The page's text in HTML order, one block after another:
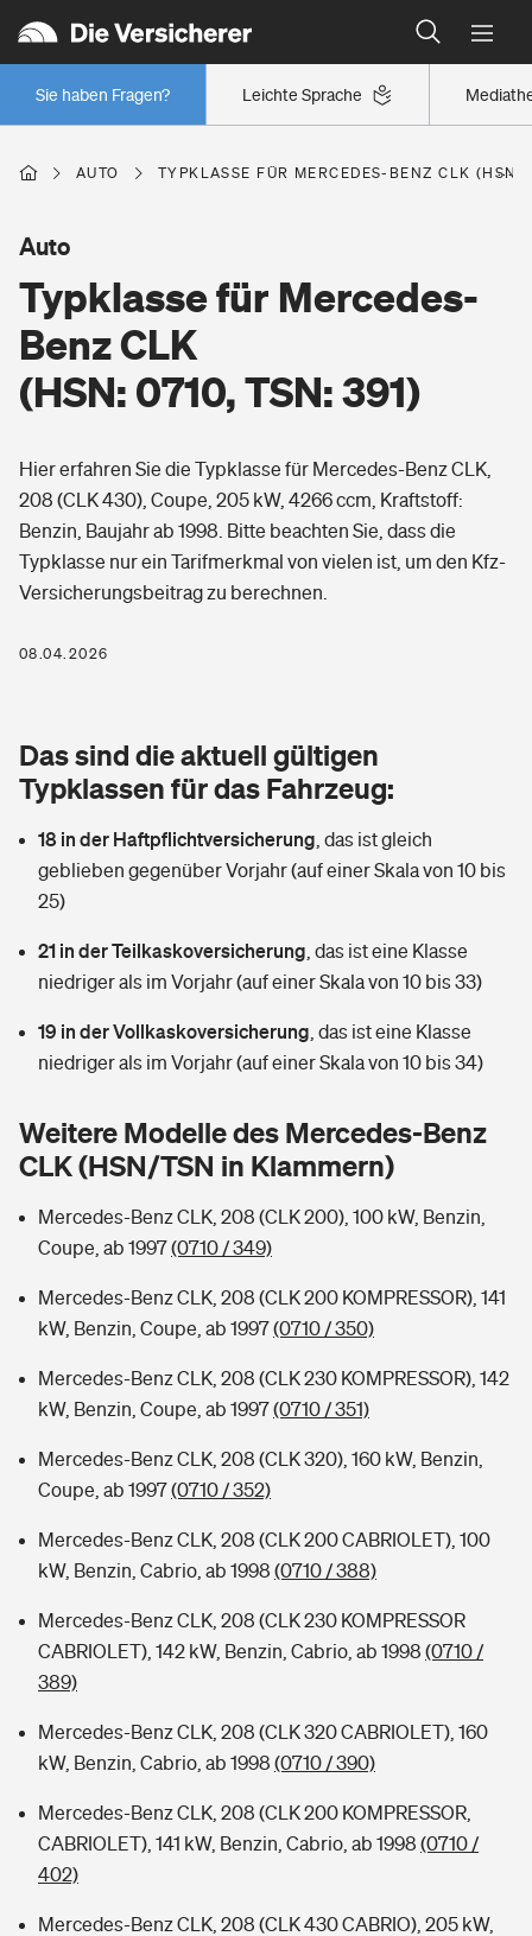
Leichte Sprache
Sie haben Fragen?
Wer versichert was: Jetzt Versicherer finden
Regionalklassen: So ist Ihre Region eingestuft
Wer versichert was: Jetzt Versicherer finden
Berufsunfähigkeitsversicherung
Arbeitsrechtsschutz
Berufshaftpflichtversicherung
Rentenrechner: Wie viel Geld bekomme ich im Alter?
Wer versichert was: Jetzt Versicherer finden
Sie haben Fragen?
Wohnen
Wohngebäudeversicherung
Hausratversicherung
Elementarversicherung
Photovoltaik
Wärmepumpen versichern
Vermieterrrechtsschutz
Mietkautionsversicherung
Restkreditversicherung
Zur Übersicht
Tools
Hochwasser-Check: Wie gefährdet ist Ihr Haus?
Wer versichert was: Jetzt Versicherer finden
Sie haben Fragen?
Pri­vate Haft­pflicht­
Rechts­schutz­ver­si­che­rung
Kinderunfall­ver­si­che­rung
Reiseversicherung
Handyversicherung
Private Cyberversicherung
Musikinstrumentenversicherung
Zur Übersicht
Tools
Kinderunfall-Check: Mehr Sicherheit für deine Kids
Typklassen: So ist Ihr Auto eingestuft
Sie haben Fragen?
Gesundheit
Private Krankenversicherung
Tierkrankenversicherung
Zur Übersicht
Sie haben Fragen?
Rentenrechner: Wie viel Geld bekomme ich im Alter?
AUTO TYPKLASSE FÜR MERCEDES-BENZ CLK (HSN:
Typklasse für Mercedes-
Benz CLK
(HSN: 0710, TSN: 391)
Auto
Hier erfahren Sie die Typklasse für Mercedes-Benz CLK,
208 (CLK 430), Coupe, 205 kW, 4266 ccm, Kraftstoff:
Benzin, Baujahr ab 1998. Bitte beachten Sie, dass die
Typklasse nur ein Tarifmerkmal von vielen ist, um den Kfz-
Versicherungsbeitrag zu berechnen.
08.04.2026
Das sind die aktuell gültigen
Typklassen für das Fahrzeug:
18 in der Haftpflichtversicherung das ist gleich
geblieben gegenüber Vorjahr (auf einer Skala von 10 bis
25)
21 in der Teilkaskoversicherung das ist eine Klasse
niedriger als im Vorjahr (auf einer Skala von 10 bis 33)
19 in der Vollkaskoversicherung das ist eine Klasse
niedriger als im Vorjahr (auf einer Skala von 10 bis 34)
Weitere Modelle des Mercedes-Benz
CLK (HSN/TSN in Klammern)
Mercedes-Benz CLK, 208 (CLK 200), 100 kW, Benzin,
Coupe, ab 1997(0710 / 349)
Mercedes-Benz CLK, 208 (CLK 200 KOMPRESSOR), 141
kW, Benzin, Coupe, ab 1997(0710 / 350)
Mercedes-Benz CLK, 208 (CLK 230 KOMPRESSOR), 142
kW, Benzin, Coupe, ab 1997(0710 / 351)
Mercedes-Benz CLK, 208 (CLK 320), 160 kW, Benzin,
Coupe, ab 1997(0710 / 352)
Mercedes-Benz CLK, 208 (CLK 200 CABRIOLET), 100
kW, Benzin, Cabrio, ab 1998 (0710 / 388)
Mercedes-Benz CLK, 208 (CLK 230 KOMPRESSOR
CABRIOLET), 142 kW, Benzin, Cabrio, ab 1998 (0710 /
389)
Mercedes-Benz CLK, 208 (CLK 320 CABRIOLET), 160
kW, Benzin, Cabrio, ab 1998 (0710 / 390)
Mercedes-Benz CLK, 208 (CLK 200 KOMPRESSOR,
CABRIOLET), 141 kW, Benzin, Cabrio, ab 1998 (0710 /
402)
Mercedes-Benz CLK, 208 (CLK 430 CABRIO), 205 kW,